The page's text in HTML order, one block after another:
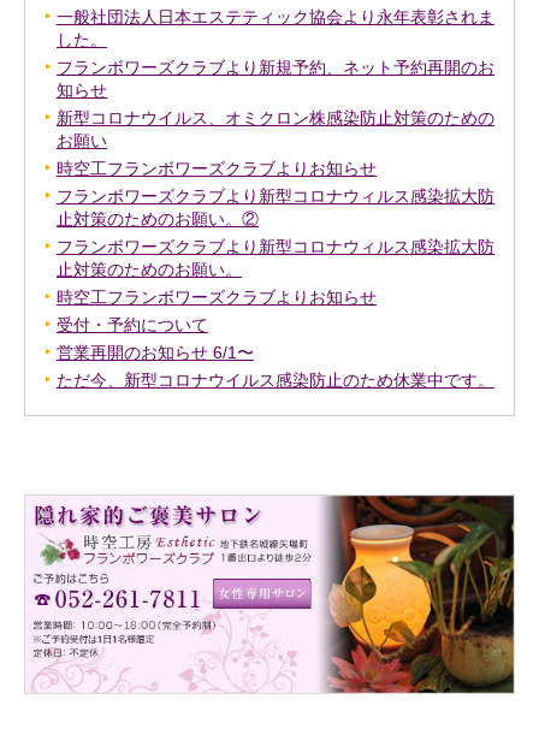
一般社団法人日本エステティック協会より永年表彰されま
した。
フランボワーズクラブより新規予約、ネット予約再開のお
知らせ
新型コロナウイルス、オミクロン株感染防止対策のための
お願い
時空工フランボワーズクラブよりお知らせ
フランボワーズクラブより新型コロナウィルス感染拡大防
止対策のためのお願い。②
フランボワーズクラブより新型コロナウィルス感染拡大防
止対策のためのお願い。
時空工フランボワーズクラブよりお知らせ
受付・予約について
営業再開のお知らせ 6/1〜
ただ今、新型コロナウイルス感染防止のため休業中です。